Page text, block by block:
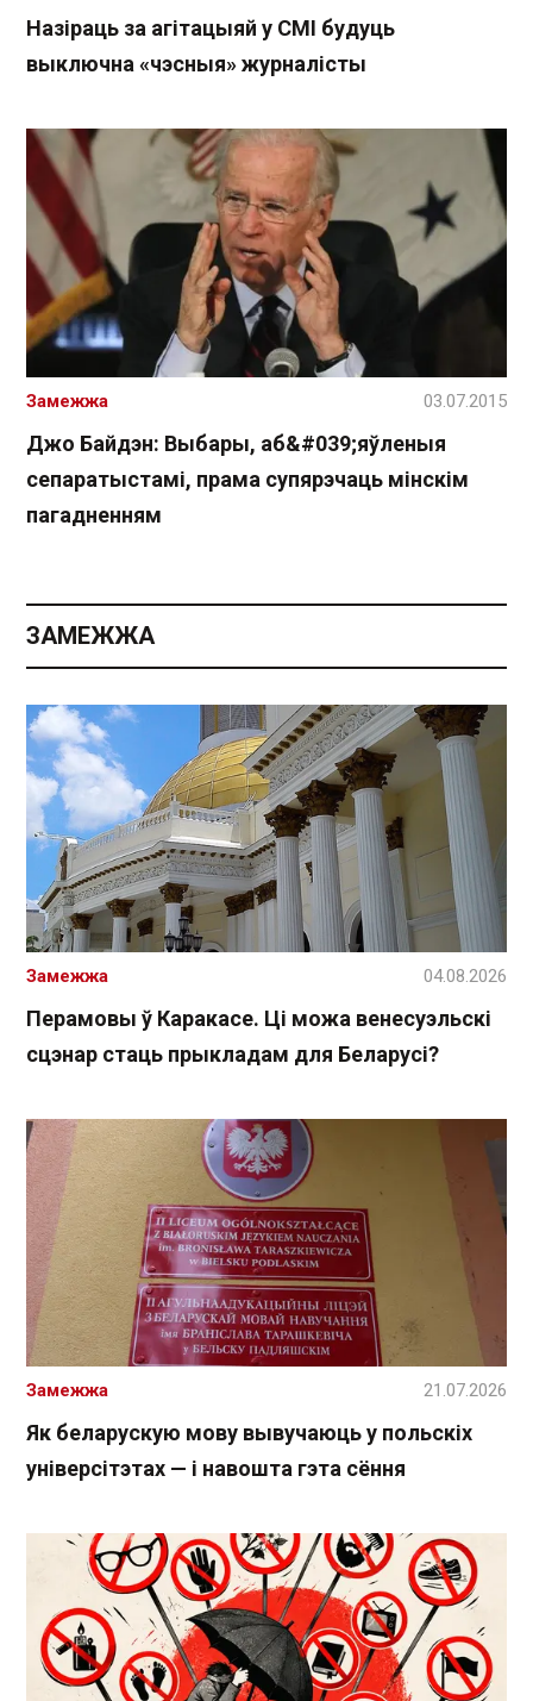
Назіраць за агітацыяй у СМІ будуць
выключна «чэсныя» журналісты
Джо Байдэн: Выбары, аб&#039;яўленыя
сепаратыстамі, прама супярэчаць мінскім
пагадненням
Замежжа 03.07.2015
ЗАМЕЖЖА
Перамовы ў Каракасе. Ці можа венесуэльскі
сцэнар стаць прыкладам для Беларусі?
Замежжа 04.08.2026
Як беларускую мову вывучаюць у польскіх
універсітэтах — і навошта гэта сёння
Замежжа 21.07.2026